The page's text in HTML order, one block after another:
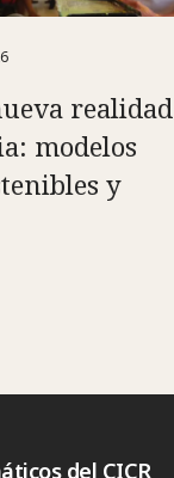
realidad
modelos
y
del CICR